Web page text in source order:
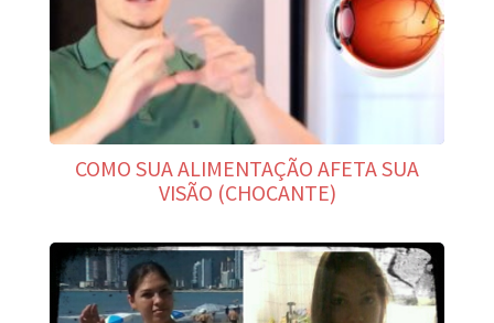
COMO SUA ALIMENTAÇÃO AFETA SUA
VISÃO (CHOCANTE)